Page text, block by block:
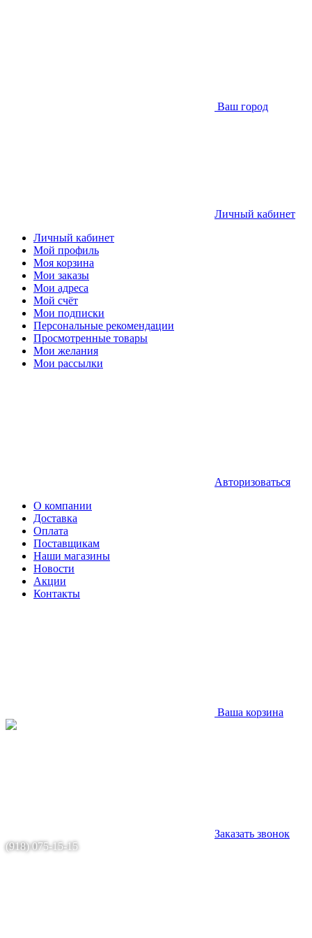
Ваш город
Личный кабинет
Личный кабинет
Мой профиль
Моя корзина
Мои заказы
Мои адреса
Мой счёт
Мои подписки
Персональные рекомендации
Просмотренные товары
Мои желания
Мои рассылки
Авторизоваться
О компании
Доставка
Оплата
Поставщикам
Наши магазины
Новости
Акции
Контакты
Ваша корзина
Заказать звонок
(918) 075-15-15